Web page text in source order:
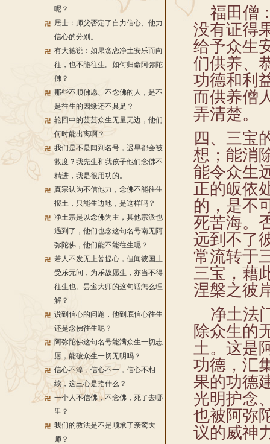
呢？
居士：师父否定了自力信心、他力
信心的分别。
有大德说：如果贪恋净土安乐而向
往，也不能往生。如何归命阿弥陀
佛？
那些不顺佛愿、不念佛的人，是不
是往生的因缘还不具足？
轮回中的芸芸众生无量无边，他们
何时能出离啊？
我们是不是闻到名号，迟早都会被
救度？我先生和我孩子他们念佛不
精进，我是很用功的。
真宗认为不信他力，念佛不能往生
报土，只能生边地，是这样吗？
净土宗是以念佛为主，其他宗派也
遇到了，他们也念这句名号南无阿
弥陀佛，他们能不能往生呢？
若人不发无上菩提心，但闻彼国土
受乐无间，为乐故愿生，亦当不得
往生也。昙鸾大师的这句话怎么理
解？
说到信心的问题，他到底信心往生
还是念佛往生呢？
阿弥陀佛这句名号能满众生一切志
愿，能破众生一切无明吗？
信心不淳，信心不一，信心不相
续，这三心是指什么？
一个人不信佛，不念佛，死了去哪
里？
我们的教法是不是顺承了亲鸾大
师？
福田僧：
没有证得
给予众生
们供养、
功德和利
而供养僧
弄清楚。
四、三宝
想；能消
能令众生
正的皈依
的，是不
死苦海。
远到不了
常流转于
三宝，藉
涅槃之彼
净土法
除众生的
土。这是
功德，汇
果的功德
光明护念
也被阿弥
议的威神